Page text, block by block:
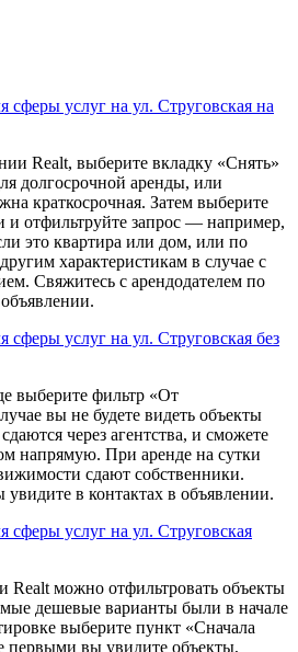
сферы услуг на ул. Струговская на
Realt, выберите вкладку «Снять»
долгосрочной аренды, или
краткосрочная. Затем выберите
отфильтруйте запрос — например,
это квартира или дом, или по
характеристикам в случае с
Свяжитесь с арендодателем по
сферы услуг на ул. Струговская без
выберите фильтр «От
вы не будете видеть объекты
через агентства, и сможете
напрямую. При аренде на сутки
сдают собственники.
в контактах в объявлении.
сферы услуг на ул. Струговская
Realt можно отфильтровать объекты
дешевые варианты были в начале
выберите пункт «Сначала
первыми вы увидите объекты,